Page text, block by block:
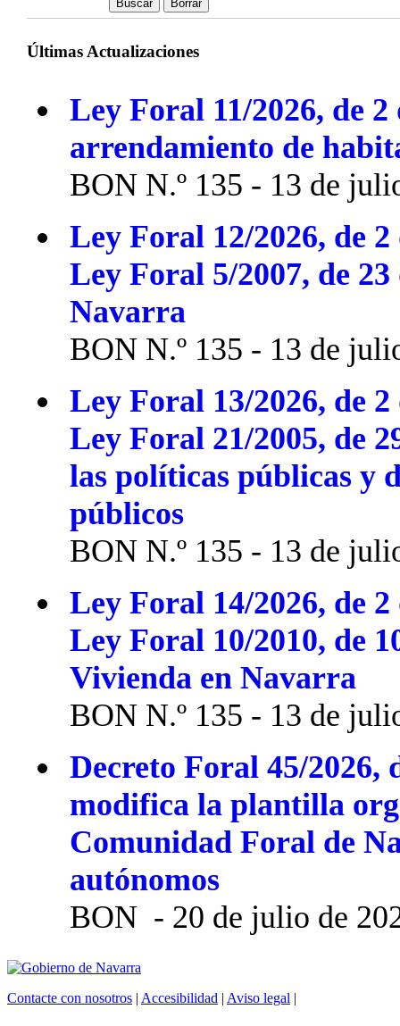
Últimas Actualizaciones
Ley Foral 11/2026, de
arrendamiento de
BON N.º 135 - 13 de
Ley Foral 12/2026, de
Ley Foral 5/2007, de
Navarra
BON N.º 135 - 13 de
Ley Foral 13/2026, de
Ley Foral 21/2005, de
las políticas públicas y
públicos
BON N.º 135 - 13 de
Ley Foral 14/2026, de
Ley Foral 10/2010, de
Vivienda en Navarra
BON N.º 135 - 13 de
Decreto Foral 45/2026,
modifica la plantilla
Comunidad Foral de
autónomos
BON - 20 de julio de
Contacte con nosotros | Accesibilidad | Aviso legal |